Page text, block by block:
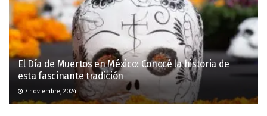
El Día de Muertos en México: Conocé la historia de
esta fascinante tradición
7 noviembre, 2024